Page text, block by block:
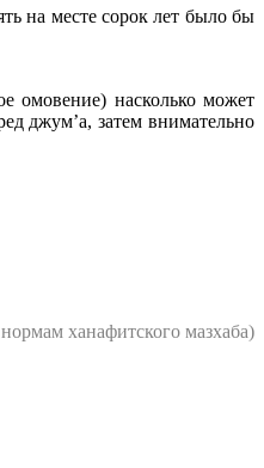
на месте сорок лет было бы
омовение) насколько может
джум’а, затем внимательно
ханафитского мазхаба)